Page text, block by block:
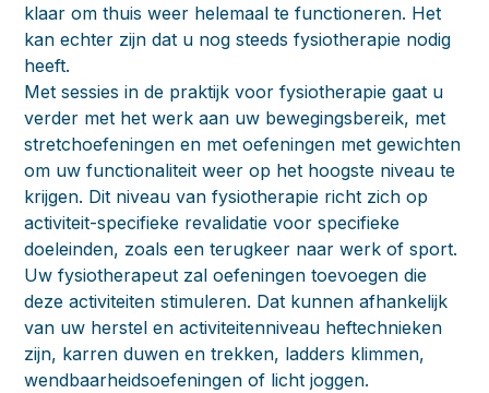
klaar om thuis weer helemaal te functioneren. Het
kan echter zijn dat u nog steeds fysiotherapie nodig
heeft.
Met sessies in de praktijk voor fysiotherapie gaat u
verder met het werk aan uw bewegingsbereik, met
stretchoefeningen en met oefeningen met gewichten
om uw functionaliteit weer op het hoogste niveau te
krijgen. Dit niveau van fysiotherapie richt zich op
activiteit-specifieke revalidatie voor specifieke
doeleinden, zoals een terugkeer naar werk of sport.
Uw fysiotherapeut zal oefeningen toevoegen die
deze activiteiten stimuleren. Dat kunnen afhankelijk
van uw herstel en activiteitenniveau heftechnieken
zijn, karren duwen en trekken, ladders klimmen,
wendbaarheidsoefeningen of licht joggen.